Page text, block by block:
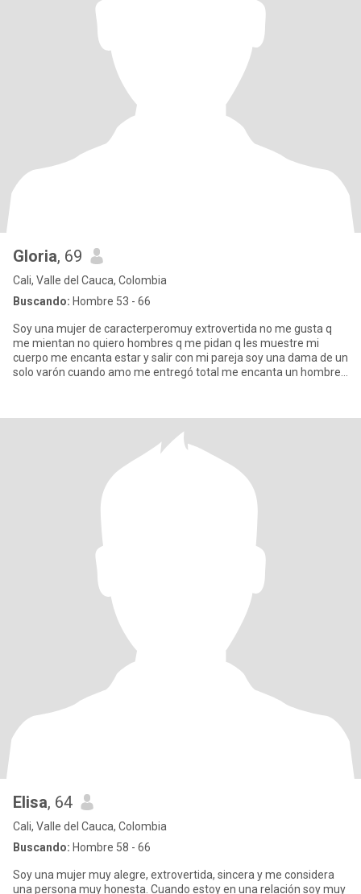
Gloria, 69
Cali, Valle del Cauca, Colombia
Buscando: Hombre 53 - 66
Soy una mujer de caracterperomuy extrovertida no me gusta q
me mientan no quiero hombres q me pidan q les muestre mi
cuerpo me encanta estar y salir con mi pareja soy una dama de un
solo varón cuando amo me entregó total me encanta un hombre
Elisa, 64
Cali, Valle del Cauca, Colombia
Buscando: Hombre 58 - 66
Soy una mujer muy alegre, extrovertida, sincera y me considera
una persona muy honesta. Cuando estoy en una relación soy muy